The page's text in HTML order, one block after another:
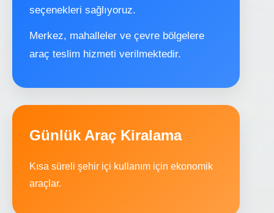
seçenekleri sağlıyoruz.
Merkez, mahalleler ve çevre bölgelere
araç teslim hizmeti verilmektedir.
Günlük Araç Kiralama
Kısa süreli şehir içi kullanım için ekonomik
araçlar.